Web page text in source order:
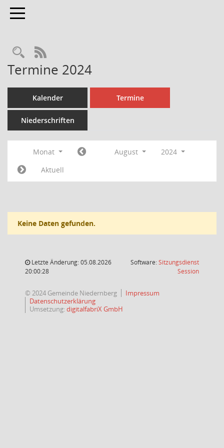
Toggle navigation
Rechercheauswahl
RSS-Feed
Termine 2024
Kalender Termine
Niederschriften
Monat August
2024
Aktuell
Keine Daten gefunden.
Letzte Änderung: 05.08.2026
20:00:28
Software:Sitzungsdienst
Session(Wird in
© 2024 Gemeinde Niedernberg
Impressum
Datenschutzerklärung
Umsetzung:digitalfabriX GmbH